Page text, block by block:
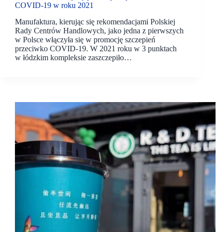
COVID-19 w roku 2021
Manufaktura, kierując się rekomendacjami Polskiej
Rady Centrów Handlowych, jako jedna z pierwszych
w Polsce włączyła się w promocję szczepień
przeciwko COVID-19. W 2021 roku w 3 punktach
w łódzkim kompleksie zaszczepiło…